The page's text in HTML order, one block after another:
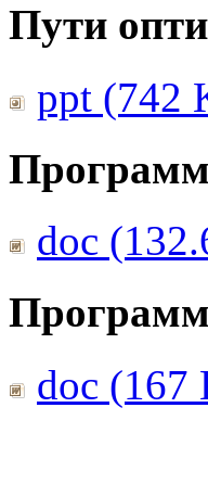
Пути
ppt (742
doc
doc (167